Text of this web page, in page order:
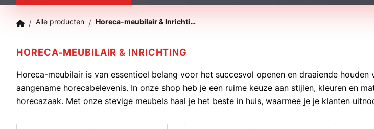
/ Alle producten / Horeca-meubilair & Inrichting
HORECA-MEUBILAIR & INRICHTING
Horeca-meubilair is van essentieel belang voor het succesvol openen en draaiende
aangename horecabelevenis. In onze shop heb je een ruime keuze aan stijlen, kleuren en
horecazaak. Met onze stevige meubels haal je het beste in huis, waarmee je je klanten